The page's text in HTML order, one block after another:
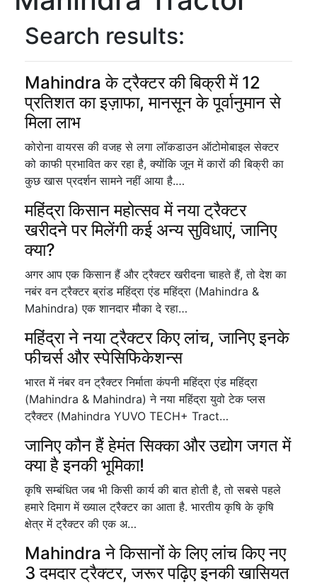
Search results:
Mahindra के ट्रैक्टर की बिक्री में 12
प्रतिशत का इज़ाफा, मानसून के पूर्वानुमान से
मिला लाभ
कोरोना वायरस की वजह से लगा लॉकडाउन ऑटोमोबाइल सेक्टर
को काफी प्रभावित कर रहा है, क्योंकि जून में कारों की बिक्री का
कुछ खास प्रदर्शन सामने नहीं आया है.…
महिंद्रा किसान महोत्सव में नया ट्रैक्टर
खरीदने पर मिलेंगी कई अन्य सुविधाएं, जानिए
क्या?
अगर आप एक किसान हैं और ट्रैक्टर खरीदना चाहते हैं, तो देश का
नबंर वन ट्रैक्टर ब्रांड महिंद्रा एंड महिंद्रा (Mahindra &
Mahindra) एक शानदार मौका दे रहा…
महिंद्रा ने नया ट्रैक्टर किए लांच, जानिए इनके
फीचर्स और स्पेसिफिकेशन्स
भारत में नंबर वन ट्रैक्टर निर्माता कंपनी महिंद्रा एंड महिंद्रा
(Mahindra & Mahindra) ने नया महिंद्रा युवो टेक प्लस
ट्रैक्टर (Mahindra YUVO TECH+ Tract…
जानिए कौन हैं हेमंत सिक्का और उद्योग जगत में
क्या है इनकी भूमिका!
कृषि सम्बंधित जब भी किसी कार्य की बात होती है, तो सबसे पहले
हमारे दिमाग में ख्याल ट्रैक्टर का आता है. भारतीय कृषि के कृषि
क्षेत्र में ट्रैक्टर की एक अ…
Mahindra ने किसानों के लिए लांच किए नए
3 दमदार ट्रैक्टर, जरूर पढ़िए इनकी खासियत